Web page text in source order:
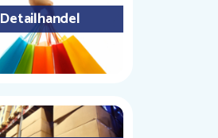
Detailhandel